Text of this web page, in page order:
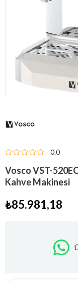
0.0
Vosco VST-
Kahve Makinesi
₺85.981,18